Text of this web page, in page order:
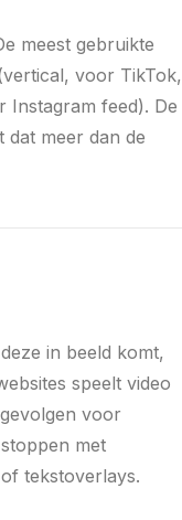
meest gebruikte
voor TikTok,
Instagram feed). De
dat meer dan de
in beeld komt,
speelt video
voor
met
tekstoverlays.